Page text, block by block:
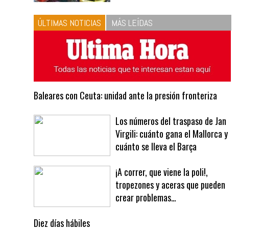
ÚLTIMAS NOTICIAS MÁS LEÍDAS
Baleares con Ceuta: unidad ante la presión fronteriza
Los números del traspaso de Jan
Virgili: cuánto gana el Mallorca y
cuánto se lleva el Barça
¡A correr, que viene la poli!,
tropezones y aceras que pueden
crear problemas…
Diez días hábiles